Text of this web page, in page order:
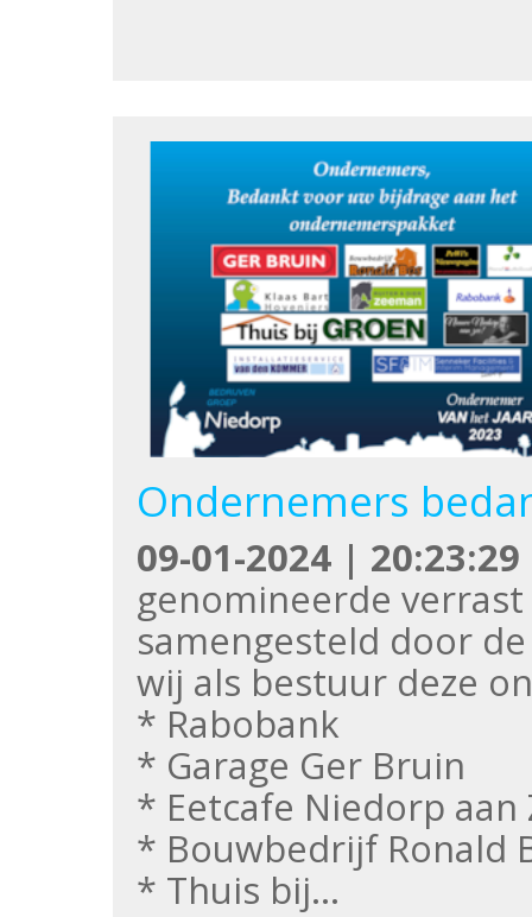
Ondernemers
09-01-2024 | 20:23:29
genomineerde
samengesteld door
wij als bestuur deze
* Rabobank
* Garage Ger Bruin
* Eetcafe Niedorp aan
* Bouwbedrijf Ronald
* Thuis bij…